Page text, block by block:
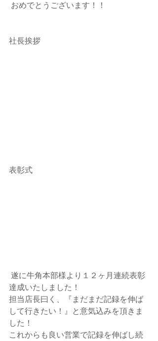
おめでとうございます！！
社長挨拶
表彰式
達成いたしました！
担当店長曰く、『まだまだ記録を伸ば
して行きたい！』と意気込みを頂きま
した！
これからも良い営業で記録を伸ばし続